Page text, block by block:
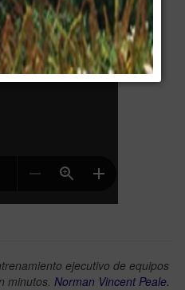
ejecutivo de equipos
minutos. Norman Vincent Peale.